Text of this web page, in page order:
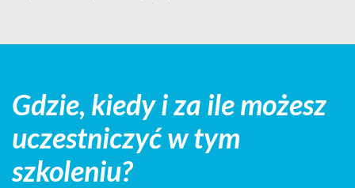
Gdzie, kiedy i za ile możesz
uczestniczyć w tym
szkoleniu?